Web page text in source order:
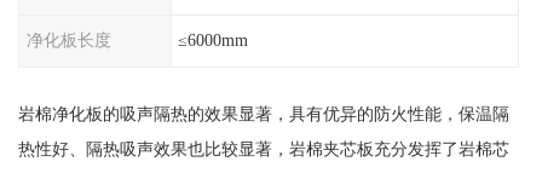
净化板长度 ≤6000mm
岩棉净化板的吸声隔热的效果显著，具有优异的防火性能，保温隔
热性好、隔热吸声效果也比较显著，岩棉夹芯板充分发挥了岩棉芯